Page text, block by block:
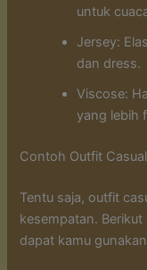
untuk
Jersey:
dan dress.
Viscose:
yang lebih
Contoh Outfit
Tentu saja, outfit
kesempatan.
dapat kamu